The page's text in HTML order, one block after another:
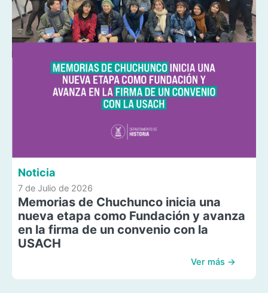
Noticia
7 de Julio de 2026
Memorias de Chuchunco inicia una
nueva etapa como Fundación y avanza
en la firma de un convenio con la
USACH
Ver más →